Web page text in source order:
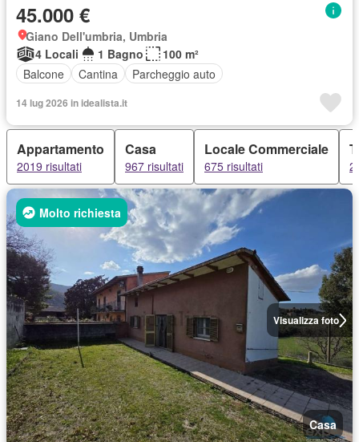
45.000 €
Giano Dell'umbria, Umbria
4 Locali
1 Bagno
100 m²
Balcone
Cantina Parcheggio auto
14 lug 2026 in idealista.it
Appartamento
2019 risultati
Casa
967 risultati
Locale Commerciale
675 risultati
Visualizza foto
Molto richiesta
Casa